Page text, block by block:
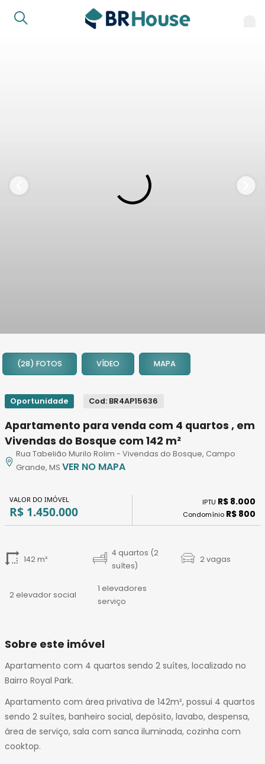
2
3
7
8
9
12
13
16
18
23
24
25
27
(28) FOTOS VÍDEO MAPA
Oportunidade Cod: BR4AP15636
Apartamento para venda com 4 quartos , em
Vivendas do Bosque com 142 m²
Rua Tabelião Murilo Rolim - Vivendas do Bosque, Campo
Grande, MSVER NO MAPA
VALOR DO IMÓVEL
R$ 1.450.000
IPTU R$ 8.000
Condomínio R$ 800
142 m²
4 quartos (2
suítes)
2 vagas
2 elevador social
1 elevadores
serviço
Sobre este imóvel
Apartamento com 4 quartos sendo 2 suítes, localizado no
Bairro Royal Park.
Apartamento com área privativa de 142m², possui 4 quartos
sendo 2 suítes, banheiro social, depósito, lavabo, despensa,
área de serviço, sala com sanca iluminada, cozinha com
cooktop.